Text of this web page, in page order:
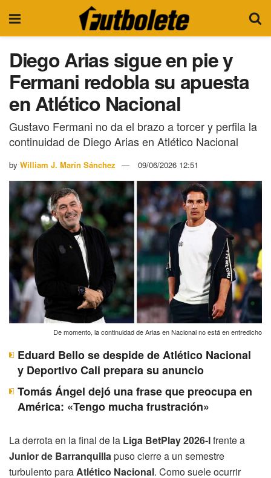
Diego Arias sigue en pie y
Fermani redobla su apuesta
en Atlético Nacional
Gustavo Fermani no da el brazo a torcer y perfila la
continuidad de Diego Arias en Atlético Nacional
by William J. Marín Sánchez 09/06/2026 12:51
De momento, la continuidad de Arias en Nacional no está en entredicho
Eduard Bello se despide de Atlético Nacional
y Deportivo Cali prepara su anuncio
Tomás Ángel dejó una frase que preocupa en
América: «Tengo mucha frustración»
La derrota en la final de la Liga BetPlay 2026-Ifrente a
Junior de Barranquillapuso cierre a un semestre
turbulento paraAtlético Nacional. Como suele ocurrir